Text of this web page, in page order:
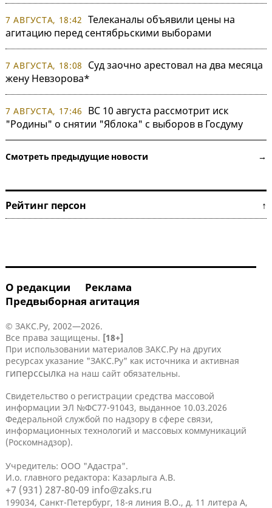
7 АВГУСТА, 18:42 Телеканалы объявили цены на
агитацию перед сентябрьскими выборами
7 АВГУСТА, 18:08
Суд заочно арестовал на два месяца
жену Невзорова*
7 АВГУСТА, 17:46
ВС 10 августа рассмотрит иск
"Родины" о снятии "Яблока" с выборов в Госдуму
Смотреть предыдущие новости →
Рейтинг персон ↑
О редакции
Реклама
Предвыборная агитация
© ЗАКС.Ру, 2002—2026.
Все права защищены. [18+]
При использовании материалов ЗАКС.Ру на других
ресурсах указание "ЗАКС.Ру" как источника и активная
гиперссылка на наш сайт обязательны.
Свидетельство о регистрации средства массовой
информации ЭЛ №ФС77-91043, выданное 10.03.2026
Федеральной службой по надзору в сфере связи,
информационных технологий и массовых коммуникаций
(Роскомнадзор).
Учредитель: ООО "Адастра".
И.о. главного редактора: Казарлыга А.В.
+7 (931) 287-80-09 info@zaks.ru
199034, Санкт-Петербург, 18-я линия В.О., д. 11 литера А,